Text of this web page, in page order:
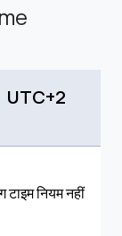
UTC+2
नियम नहीं